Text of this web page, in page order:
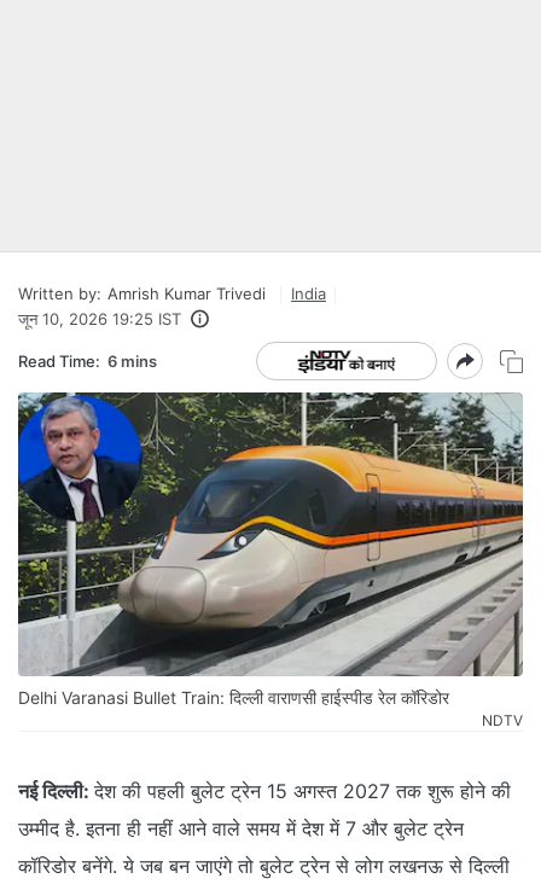
Written by: Amrish Kumar Trivedi
India
जून 10, 2026 19:25 IST
Read Time: 6 mins
Delhi Varanasi Bullet Train: दिल्ली वाराणसी हाईस्पीड रेल कॉरिडोर
NDTV
नई दिल्ली: देश की पहली बुलेट ट्रेन 15 अगस्त 2027 तक शुरू होने की
उम्मीद है. इतना ही नहीं आने वाले समय में देश में 7 और बुलेट ट्रेन
कॉरिडोर बनेंगे. ये जब बन जाएंगे तो बुलेट ट्रेन से लोग लखनऊ से दिल्ली